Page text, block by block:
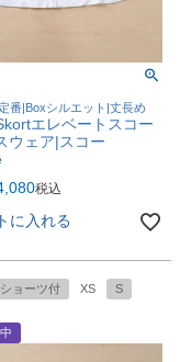
番|Boxシルエット|丈長め
エレベートスコー
ウェア|スコー
税込
に入れる
ョーツ付 XS
S